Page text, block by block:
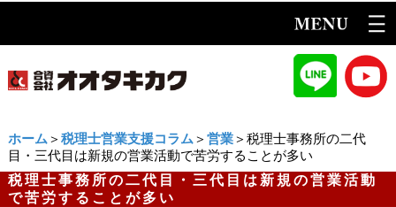
ホーム ＞ 税理士営業支援コラム ＞ 営業＞税理士事務所の二代
目・三代目は新規の営業活動で苦労することが多い
税理士事務所の二代目・三代目は新規の営業活動
で苦労することが多い